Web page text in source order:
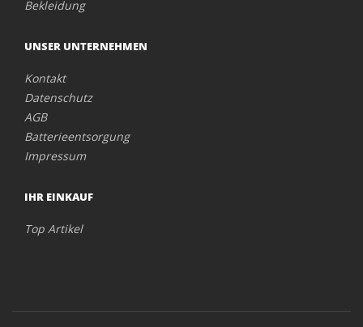
Bekleidung
UNSER UNTERNEHMEN
Kontakt
Datenschutz
AGB
Batterieentsorgung
Impressum
IHR EINKAUF
Top Artikel